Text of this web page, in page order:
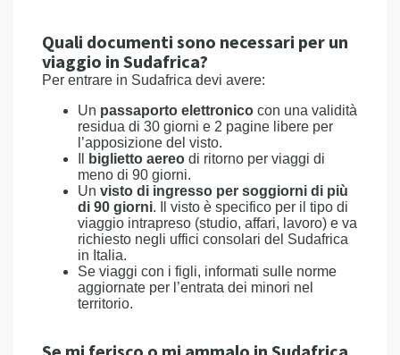
Quali documenti sono necessari per un
viaggio in Sudafrica?
Per entrare in Sudafrica devi avere:
Un passaporto elettronico con una validità
residua di 30 giorni e 2 pagine libere per
l’apposizione del visto.
biglietto aereo di ritorno per viaggi di
meno di 90 giorni.
Un visto di ingresso per soggiorni di più
di 90 giorni. Il visto è specifico per il tipo di
viaggio intrapreso (studio, affari, lavoro) e va
richiesto negli uffici consolari del Sudafrica
in Italia.
Se viaggi con i figli, informati sulle norme
aggiornate per l’entrata dei minori nel
territorio.